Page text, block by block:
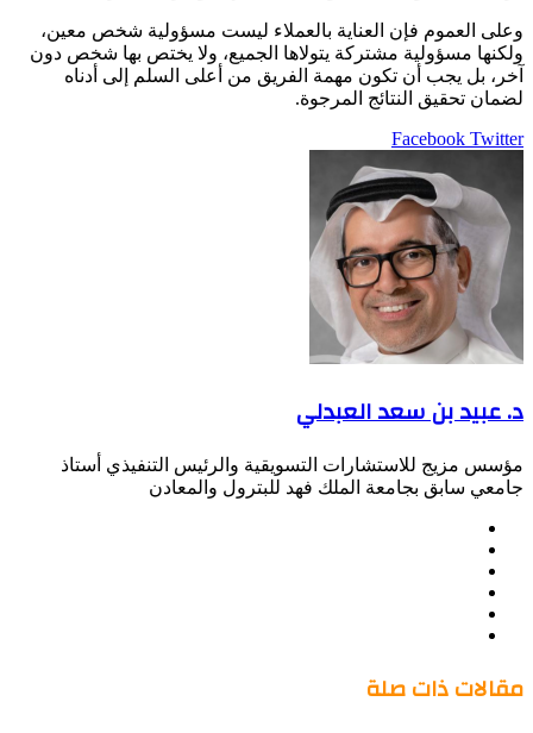
وعلى العموم فإن العناية بالعملاء ليست مسؤولية شخص معين،
ولكنها مسؤولية مشتركة يتولاها الجميع، ولا يختص بها شخص دون
آخر، بل يجب أن تكون مهمة الفريق من أعلى السلم إلى أدناه
لضمان تحقيق النتائج المرجوة.
Facebook Twitter
LinkedIn
Pinterest
مشاركة
عبر
البريد
طباعة
د. عبيد بن سعد العبدلي
مؤسس مزيج للاستشارات التسويقية والرئيس التنفيذي أستاذ
جامعي سابق بجامعة الملك فهد للبترول والمعادن
مقالات ذات صلة